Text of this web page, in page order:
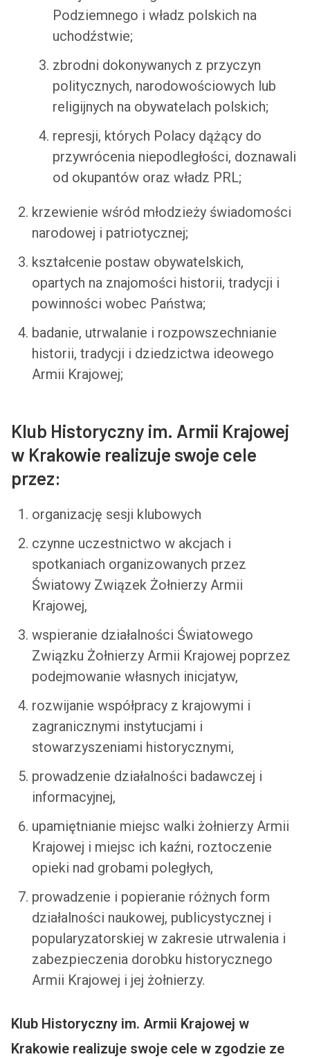
Podziemnego i władz polskich na
uchodźstwie;
zbrodni dokonywanych z przyczyn
politycznych, narodowościowych lub
religijnych na obywatelach polskich;
represji, których Polacy dążący do
przywrócenia niepodległości, doznawali
od okupantów oraz władz PRL;
krzewienie wśród młodzieży świadomości
narodowej i patriotycznej;
kształcenie postaw obywatelskich,
opartych na znajomości historii, tradycji i
powinności wobec Państwa;
badanie, utrwalanie i rozpowszechnianie
historii, tradycji i dziedzictwa ideowego
Armii Krajowej;
Klub Historyczny im. Armii Krajowej
w Krakowie realizuje swoje cele
przez:
organizację sesji klubowych
czynne uczestnictwo w akcjach i
spotkaniach organizowanych przez
Światowy Związek Żołnierzy Armii
Krajowej,
wspieranie działalności Światowego
Związku Żołnierzy Armii Krajowej poprzez
podejmowanie własnych inicjatyw,
rozwijanie współpracy z krajowymi i
zagranicznymi instytucjami i
stowarzyszeniami historycznymi,
prowadzenie działalności badawczej i
informacyjnej,
upamiętnianie miejsc walki żołnierzy Armii
Krajowej i miejsc ich kaźni, roztoczenie
opieki nad grobami poległych,
prowadzenie i popieranie różnych form
działalności naukowej, publicystycznej i
popularyzatorskiej w zakresie utrwalenia i
zabezpieczenia dorobku historycznego
Armii Krajowej i jej żołnierzy.
Klub Historyczny im. Armii Krajowej w
Krakowie realizuje swoje cele w zgodzie ze